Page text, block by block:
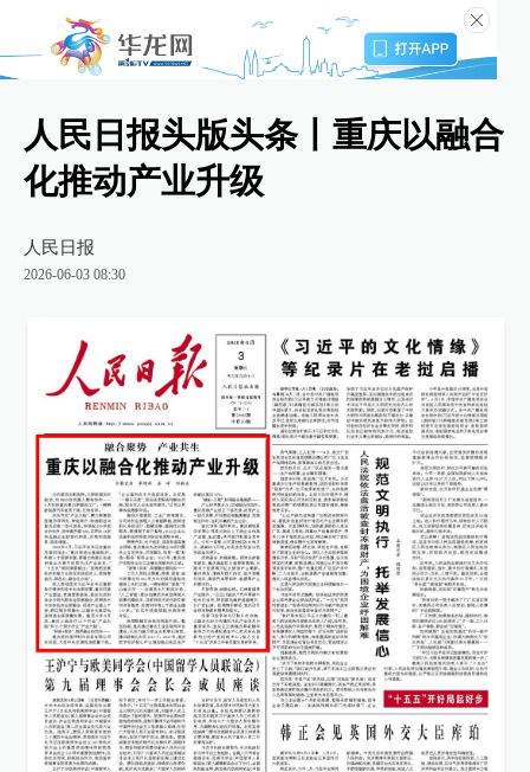
人民日报头版头条丨重庆以融合
化推动产业升级
人民日报
2026-06-03 08:30